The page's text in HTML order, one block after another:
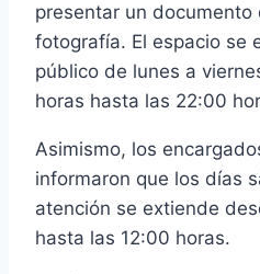
presentar un
fotografía. El espacio se
público de lunes a
horas hasta las 22:00
Asimismo, los
informaron que los días
atención se extiende
hasta las 12:00 horas.